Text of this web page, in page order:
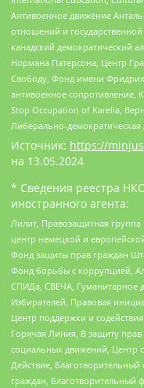
Антивоенное движение
отношений и
канадский демократический
Нормана Патерсона, Центр
Свободу, Фонд имени
антивоенное сопротивление,
Stop Occupation of Karelia,
Либерально-
Источник: https://
на 13.05.2024
* Сведения реестра
иностранного агента:
Лилит, Правозащитная
центр немецкой и
Фонд защиты прав граждан
Фонд борьбы с коррупцией,
СПИДа, СВЕЧА, Гуманитарное
Избирателей, Правовая
Центр поддержки и
Горячая Линия, В защиту
социальных движений,
Действие,
граждан,